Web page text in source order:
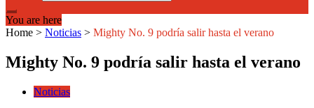
You are here
Home > Noticias > Mighty No. 9 podría salir hasta el verano
Mighty No. 9 podría salir hasta el verano
Noticias